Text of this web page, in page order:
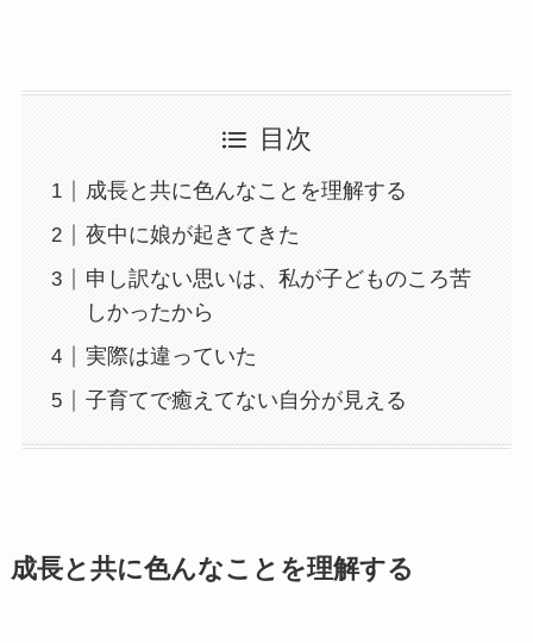
目次
成長と共に色んなことを理解する
夜中に娘が起きてきた
申し訳ない思いは、私が子どものころ苦
しかったから
実際は違っていた
子育てで癒えてない自分が見える
成長と共に色んなことを理解する